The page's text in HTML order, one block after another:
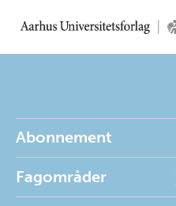
Abonnement
Fagområder